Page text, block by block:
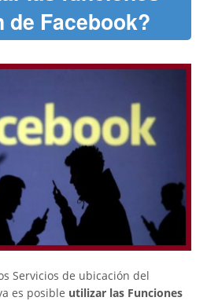
de Facebook?
Servicios de ubicación del
es posible utilizar las Funciones